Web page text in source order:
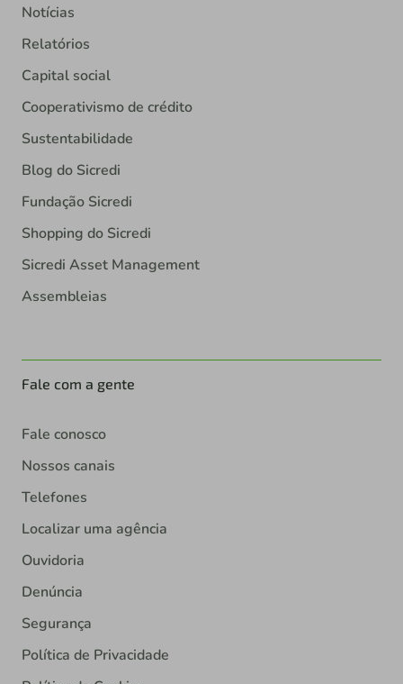
Notícias
Relatórios
Capital social
Cooperativismo de crédito
Sustentabilidade
Blog do Sicredi
Fundação Sicredi
Shopping do Sicredi
Sicredi Asset Management
Assembleias
Fale com a gente
Fale conosco
Nossos canais
Telefones
Localizar uma agência
Ouvidoria
Denúncia
Segurança
Política de Privacidade